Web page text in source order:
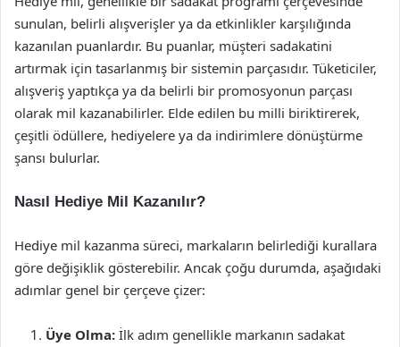
sunulan, belirli alışverişler ya da etkinlikler karşılığında
kazanılan puanlardır. Bu puanlar, müşteri sadakatini
artırmak için tasarlanmış bir sistemin parçasıdır. Tüketiciler,
alışveriş yaptıkça ya da belirli bir promosyonun parçası
olarak mil kazanabilirler. Elde edilen bu milli biriktirerek,
çeşitli ödüllere, hediyelere ya da indirimlere dönüştürme
şansı bulurlar.
Nasıl Hediye Mil Kazanılır?
Hediye mil kazanma süreci, markaların belirlediği kurallara
göre değişiklik gösterebilir. Ancak çoğu durumda, aşağıdaki
adımlar genel bir çerçeve çizer:
Üye Olma: İlk adım genellikle markanın sadakat